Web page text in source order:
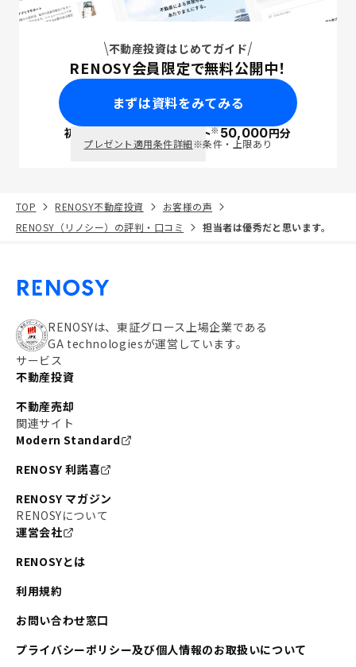
不動産投資はじめてガイド
RENOSY会員限定で無料公開中！
まずは資料をみてみる
初回面談で ポイント※50,000円分
プレゼント適用条件詳細※条件・上限あり
TOP RENOSY不動産投資
お客様の声
RENOSY（リノシー）の評判・口コミ
担当者は優秀だと思います。
RENOSYは、東証グロース上場企業である
GA technologiesが運営しています。
サービス
不動産投資
不動産売却
関連サイト
Modern Standard
RENOSY 利諾喜
RENOSY マガジン
RENOSYについて
運営会社
RENOSYとは
利用規約
お問い合わせ窓口
プライバシーポリシー及び個人情報のお取扱いについて